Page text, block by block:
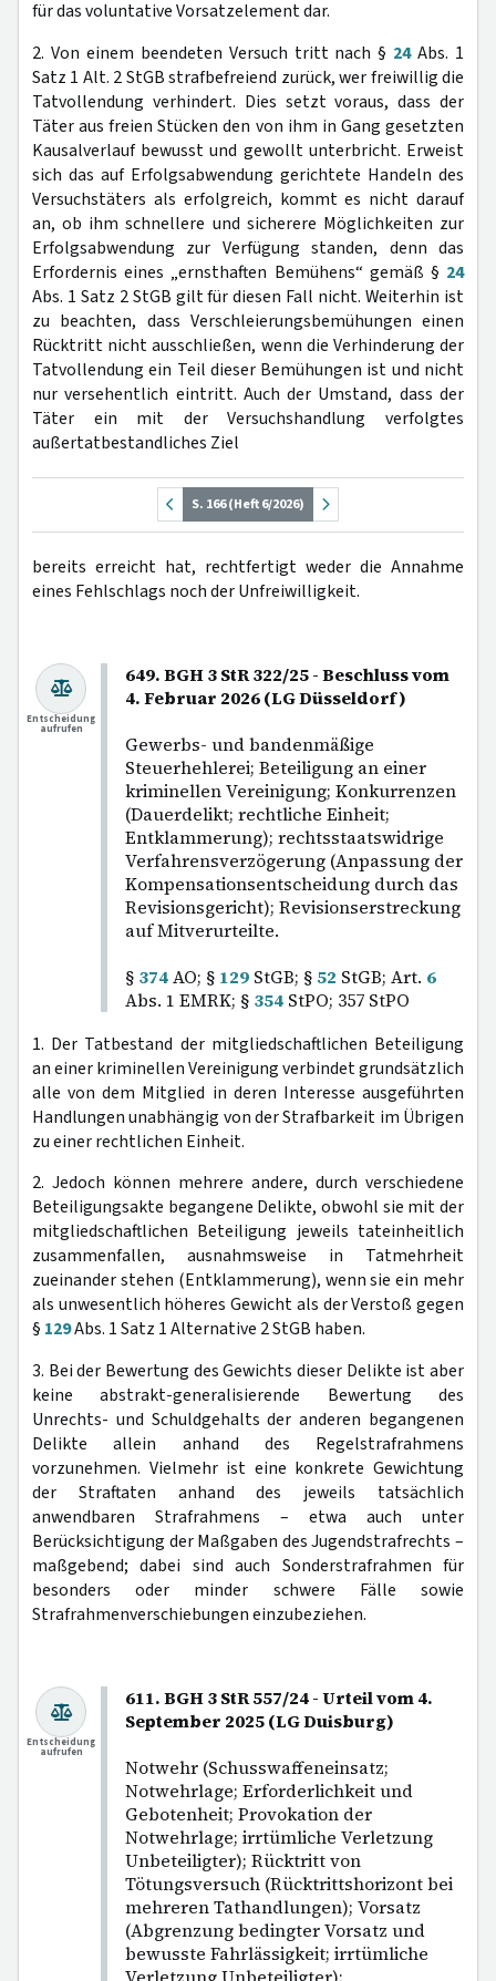
für das voluntative Vorsatzelement dar.
2. Von einem beendeten Versuch tritt nach § 24Abs. 1
Satz 1 Alt. 2 StGB strafbefreiend zurück, wer freiwillig die
Tatvollendung verhindert. Dies setzt voraus, dass der
Täter aus freien Stücken den von ihm in Gang gesetzten
Kausalverlauf bewusst und gewollt unterbricht. Erweist
sich das auf Erfolgsabwendung gerichtete Handeln des
Versuchstäters als erfolgreich, kommt es nicht darauf
an, ob ihm schnellere und sicherere Möglichkeiten zur
Erfolgsabwendung zur Verfügung standen, denn das
Erfordernis eines „ernsthaften Bemühens“ gemäß § 24
Abs. 1 Satz 2 StGB gilt für diesen Fall nicht. Weiterhin ist
zu beachten, dass Verschleierungsbemühungen einen
Rücktritt nicht ausschließen, wenn die Verhinderung der
Tatvollendung ein Teil dieser Bemühungen ist und nicht
nur versehentlich eintritt. Auch der Umstand, dass der
Täter ein mit der Versuchshandlung verfolgtes
außertatbestandliches Ziel
S. 166 (Heft 6/2026)
bereits erreicht hat, rechtfertigt weder die Annahme
eines Fehlschlags noch der Unfreiwilligkeit.
649. BGH 3 StR 322/25 - Beschluss vom
4. Februar 2026 (LG Düsseldorf)
Gewerbs- und bandenmäßige
Steuerhehlerei; Beteiligung an einer
kriminellen Vereinigung; Konkurrenzen
(Dauerdelikt; rechtliche Einheit;
Entklammerung); rechtsstaatswidrige
Verfahrensverzögerung (Anpassung der
Kompensationsentscheidung durch das
Revisionsgericht); Revisionserstreckung
auf Mitverurteilte.
§ 374AO; § 129 StGB; § 52 StGB; Art. 6
Abs. 1 EMRK; § 354 StPO; 357 StPO
Entscheidung
aufrufen
1. Der Tatbestand der mitgliedschaftlichen Beteiligung
an einer kriminellen Vereinigung verbindet grundsätzlich
alle von dem Mitglied in deren Interesse ausgeführten
Handlungen unabhängig von der Strafbarkeit im Übrigen
zu einer rechtlichen Einheit.
2. Jedoch können mehrere andere, durch verschiedene
Beteiligungsakte begangene Delikte, obwohl sie mit der
mitgliedschaftlichen Beteiligung jeweils tateinheitlich
zusammenfallen, ausnahmsweise in Tatmehrheit
zueinander stehen (Entklammerung), wenn sie ein mehr
als unwesentlich höheres Gewicht als der Verstoß gegen
§ 129Abs. 1 Satz 1 Alternative 2 StGB haben.
3. Bei der Bewertung des Gewichts dieser Delikte ist aber
keine abstrakt-generalisierende Bewertung des
Unrechts- und Schuldgehalts der anderen begangenen
Delikte allein anhand des Regelstrafrahmens
vorzunehmen. Vielmehr ist eine konkrete Gewichtung
der Straftaten anhand des jeweils tatsächlich
anwendbaren Strafrahmens – etwa auch unter
Berücksichtigung der Maßgaben des Jugendstrafrechts –
maßgebend; dabei sind auch Sonderstrafrahmen für
besonders oder minder schwere Fälle sowie
Strafrahmenverschiebungen einzubeziehen.
611. BGH 3 StR 557/24 - Urteil vom 4.
September 2025 (LG Duisburg)
Notwehr (Schusswaffeneinsatz;
Notwehrlage; Erforderlichkeit und
Gebotenheit; Provokation der
Notwehrlage; irrtümliche Verletzung
Unbeteiligter); Rücktritt von
Tötungsversuch (Rücktrittshorizont bei
mehreren Tathandlungen); Vorsatz
(Abgrenzung bedingter Vorsatz und
bewusste Fahrlässigkeit; irrtümliche
Entscheidung
aufrufen